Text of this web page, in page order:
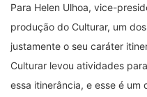
Para Helen Ulhoa, vice-
produção do Culturar, um
justamente o seu caráter
Culturar levou atividades
essa itinerância, e esse é um